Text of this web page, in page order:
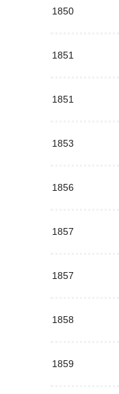
1850
1851
1851
1853
1856
1857
1857
1858
1859